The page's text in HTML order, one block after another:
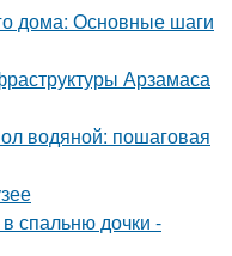
дома: Основные шаги
Арзамаса
водяной: пошаговая
спальню дочки -